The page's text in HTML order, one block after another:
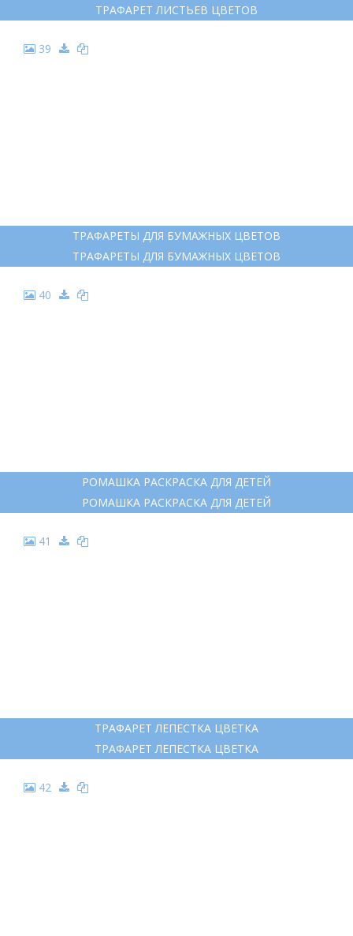
ТРАФАРЕТ ЛИСТЬЕВ ЦВЕТОВ
39
ТРАФАРЕТЫ ДЛЯ БУМАЖНЫХ ЦВЕТОВ
ТРАФАРЕТЫ ДЛЯ БУМАЖНЫХ ЦВЕТОВ
40
РОМАШКА РАСКРАСКА ДЛЯ ДЕТЕЙ
РОМАШКА РАСКРАСКА ДЛЯ ДЕТЕЙ
41
ТРАФАРЕТ ЛЕПЕСТКА ЦВЕТКА
ТРАФАРЕТ ЛЕПЕСТКА ЦВЕТКА
42